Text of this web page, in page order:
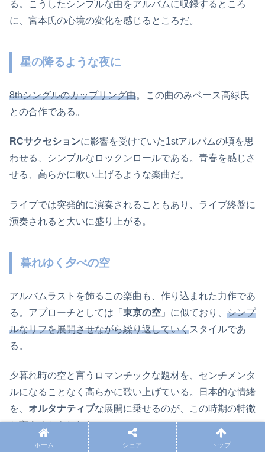
る。こうしたシンプルな曲をアルバムに収録するところ
に、宮本氏の心境の変化を感じるところだ。
星の降るような夜に
8thシングルのカップリング曲。この曲のみベース高緑氏
との合作である。
RCサクセションに影響を受けていた1stアルバムの頃を思
わせる、シンプルなロックンロールである。青春を感じさ
せる、高らかに歌い上げるような楽曲だ。
ライブでは突発的に演奏されることもあり、ライブ終盤に
演奏されると大いに盛り上がる。
暮れゆく夕べの空
アルバムラストを飾るこの楽曲も、作り込まれた力作であ
る。アプローチとしては「 東京の空 」に似ており、 シンプ
ルなリフを展開させながら繰り返していくスタイルであ
る。
夕暮れ時の空と言うロマンチックな題材を、センチメンタ
ルになることなく高らかに歌い上げている。日本的な情緒
を、 オルタナティブな展開に乗せるのが、この時期の特徴
と言えるかもしれない。
ホーム シェア トップ